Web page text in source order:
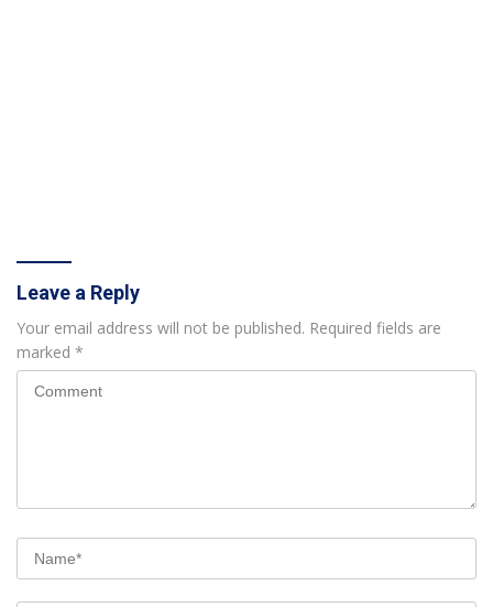
Leave a Reply
Your email address will not be published. Required fields are
marked *